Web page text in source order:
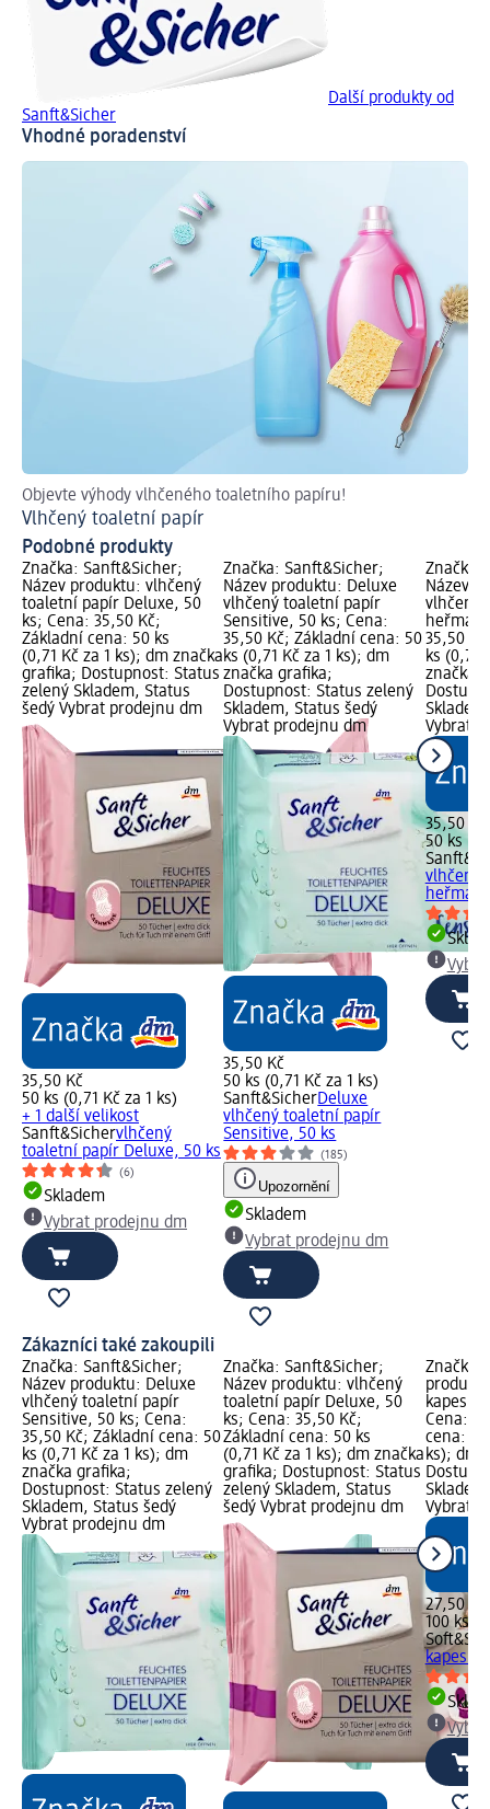
Další produkty od
Sanft&Sicher
Vhodné poradenství
Objevte výhody vlhčeného toaletního papíru!
Vlhčený toaletní papír
Podobné produkty
Značka: Sanft&Sicher;
Název produktu: vlhčený
toaletní papír Deluxe, 50
ks; Cena: 35,50 Kč;
Základní cena: 50 ks
(0,71 Kč za 1 ks); dm značka
grafika; Dostupnost: Status
zelený Skladem, Status
šedý Vybrat prodejnu dm
35,50 Kč
50 ks (0,71 Kč za 1 ks)
+ 1 další velikost
Sanft&Sichervlhčený
toaletní papír Deluxe, 50 ks
(6)
Skladem
Vybrat prodejnu dm
Značka: Sanft&Sicher;
Název produktu: Deluxe
vlhčený toaletní papír
Sensitive, 50 ks; Cena:
35,50 Kč; Základní cena: 50
ks (0,71 Kč za 1 ks); dm
značka grafika;
Dostupnost: Status zelený
Skladem, Status šedý
Vybrat prodejnu dm
35,50 Kč
50 ks (0,71 Kč za 1 ks)
Sanft&SicherDeluxe
vlhčený toaletní papír
Sensitive, 50 ks
(185)
Upozornění
Skladem
Vybrat prodejnu dm
Značka:
Název
vlhčený
35,50
ks (0,71
značka
Vybrat
35,50 Kč
50 ks
vlhčený
Zákazníci také zakoupili
Značka: Sanft&Sicher;
Název produktu: Deluxe
vlhčený toaletní papír
Sensitive, 50 ks; Cena:
35,50 Kč; Základní cena: 50
ks (0,71 Kč za 1 ks); dm
značka grafika;
Dostupnost: Status zelený
Skladem, Status šedý
Vybrat prodejnu dm
Značka: Sanft&Sicher;
Název produktu: vlhčený
toaletní papír Deluxe, 50
ks; Cena: 35,50 Kč;
Základní cena: 50 ks
(0,71 Kč za 1 ks); dm značka
grafika; Dostupnost: Status
zelený Skladem, Status
šedý Vybrat prodejnu dm
Značka:
Cena:
cena:
ks); dm
Vybrat
27,50 Kč
100 ks